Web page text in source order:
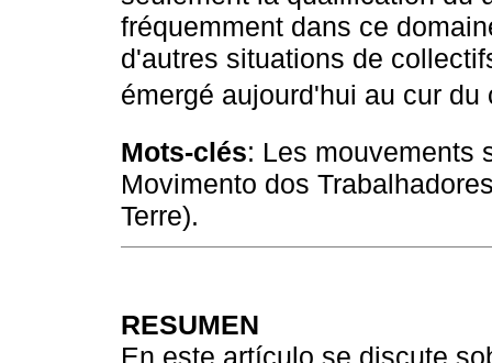
fréquemment dans ce
d'autres situations de
émergé aujourd'hui au cur
Mots-clés: Les mouvements
Movimento dos
Terre).
RESUMEN
En este artículo se discute